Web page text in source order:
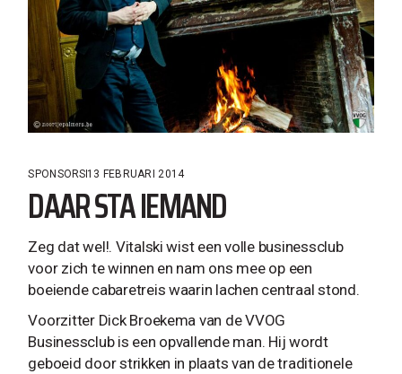
SPONSORS13 FEBRUARI 2014
DAAR STA IEMAND
Zeg dat wel!. Vitalski wist een volle businessclub
voor zich te winnen en nam ons mee op een
boeiende cabaretreis waarin lachen centraal stond.
Voorzitter Dick Broekema van de VVOG
Businessclub is een opvallende man. Hij wordt
geboeid door strikken in plaats van de traditionele